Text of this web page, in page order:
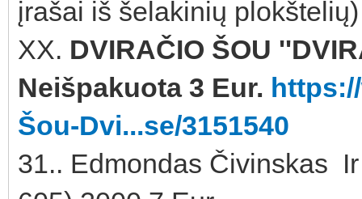
įrašai iš šelakinių
XX. DVIRAČIO ŠOU
Neišpakuota 3 Eur.
Šou-Dvi...se/3151540
31.. Edmondas Čivinskas